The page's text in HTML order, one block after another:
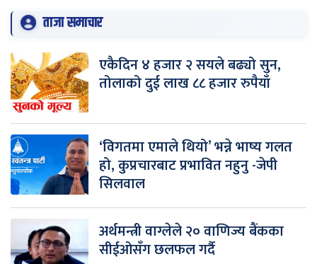
ताजा समाचार
एकैदिन ४ हजार २ सयले बढ्यो सुन,
तोलाको दुई लाख ८८ हजार रुपैयाँ
‘विगतमा एमाले थियो’ भन्ने भाष्य गलत
हो, कुप्रचारबाट प्रभावित नहुनु -जेपी
सिलवाल
अर्थमन्त्री वाग्लेले २० वाणिज्य बैंकका
सीईओसँग छलफल गर्दै